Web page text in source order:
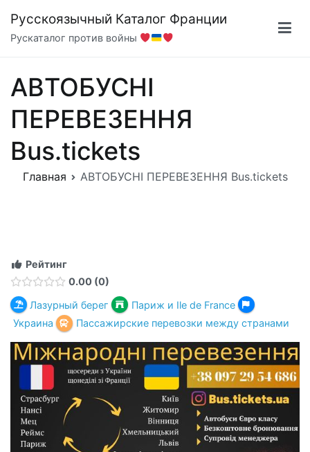
содержимому
Русскоязычный Каталог Франции
Рускаталог против войны
АВТОБУСНІ
ПЕРЕВЕЗЕННЯ
Bus.tickets
Главная АВТОБУСНІ ПЕРЕВЕЗЕННЯ Bus.tickets
Рейтинг
0.00 0
Лазурный берег
Париж и Ile de France
Украина
Пассажирские перевозки между странами